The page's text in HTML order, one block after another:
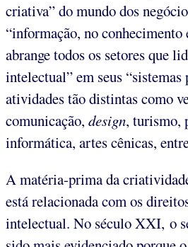
criativa” do mundo dos
“informação, no
abrange todos os setores que
intelectual” em seus
atividades tão distintas como
comunicação, design, turismo,
informática, artes cênicas,
A matéria-prima da
está relacionada com os
intelectual. No século XXI, o